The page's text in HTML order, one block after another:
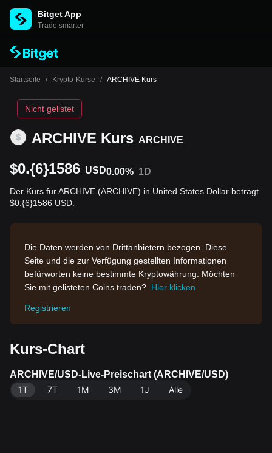
Bitget App
Trade smarter
Startseite / Krypto-Kurse / ARCHIVE Kurs
ARCHIVE Kurs ARCHIVE
Nicht gelistet
$0.{6}1586 USD0.00% 1D
Der Kurs für ARCHIVE (ARCHIVE) in United States Dollar beträgt
$0.{6}1586 USD.
Die Daten werden von Drittanbietern bezogen. Diese
Seite und die zur Verfügung gestellten Informationen
befürworten keine bestimmte Kryptowährung. Möchten
Sie mit gelisteten Coins traden? Hier klicken
Registrieren
Kurs-Chart
ARCHIVE/USD-Live-Preischart (ARCHIVE/USD)
1T
7T 1M 3M 1J Alle